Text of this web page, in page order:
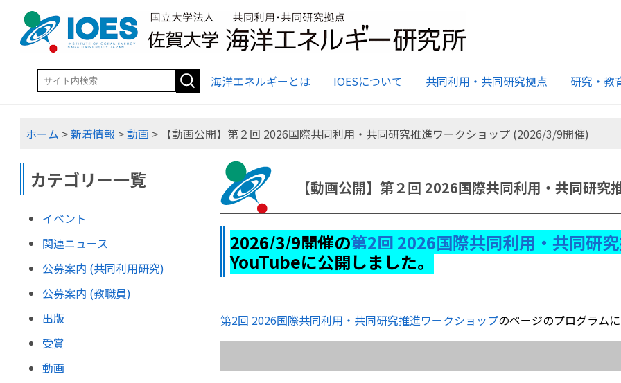
海洋エネルギーとは IOESについて 共同利用・共同研究拠点 研究・教
ホーム >新着情報 >動画 > 【動画公開】第２回 2026国際共同利用・共同研究推進ワークショップ (2026/3/9開催)
カテゴリー一覧
イベント
関連ニュース
公募案内 (共同利用研究)
公募案内 (教職員)
出版
受賞
動画
【動画公開】第２回 2026国際共同利用・共同研
2026/3/9開催の第2回 2026国際共同利用・共同研
YouTubeに公開しました。
第2回 2026国際共同利用・共同研究推進ワークショップのページのプログラム